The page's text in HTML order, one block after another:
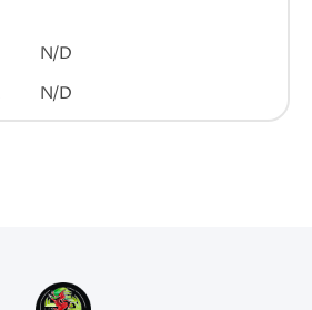
N/D
N/D